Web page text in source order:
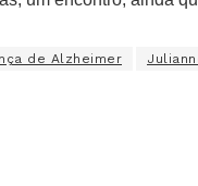
de Alzheimer